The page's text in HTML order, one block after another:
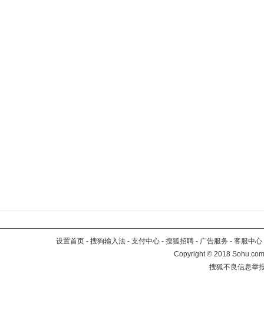
设置首页 - 搜狗输入法 - 支付中心 - 搜狐招聘 - 广告服务 - 客服中心
Copyright©2018
搜狐不良信息举